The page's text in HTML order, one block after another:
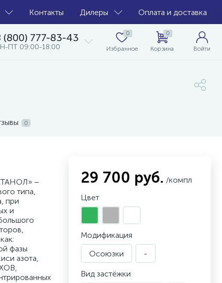
Контакты Дилеры Оплата и доставка
(800) 777-83-43
ПТ 09:00-18:00
0
Избранное
0
Корзина Войти
0
–
типа,
при
и
фазы
азота,
29 700 руб. /компл
Цвет
Модификация
Осоюзки
-
Вид застёжки